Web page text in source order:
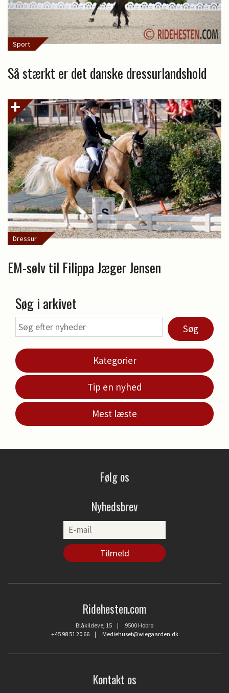
Sport
Så stærkt er det danske dressurlandshold
Dressur
EM-sølv til Filippa Jæger Jensen
Søg i arkivet
Søg
Kategorier
Tip en nyhed
Mest læste
Følg os
Nyhedsbrev
Ridehesten.com
Blåkildevej 15 | 9500 Hobro
+45 98 51 20 66| Mediehuset@wiegaarden.dk
Kontakt os